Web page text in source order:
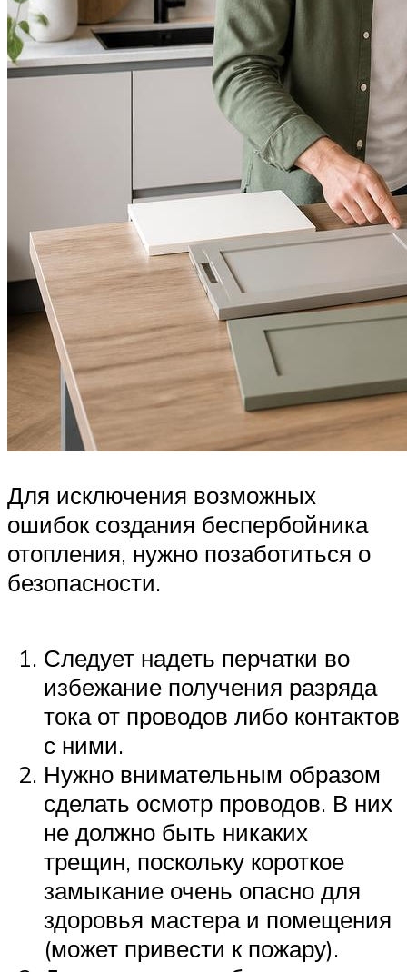
Для исключения возможных
ошибок создания беспербойника
отопления, нужно позаботиться о
безопасности.
Следует надеть перчатки во
избежание получения разряда
тока от проводов либо контактов
с ними.
Нужно внимательным образом
сделать осмотр проводов. В них
не должно быть никаких
трещин, поскольку короткое
замыкание очень опасно для
здоровья мастера и помещения
(может привести к пожару).